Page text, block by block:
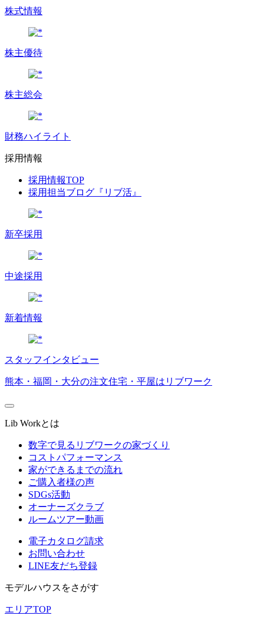
株式情報
株主優待
株主総会
財務ハイライト
採用情報
採用情報TOP
採用担当ブログ『リブ活』
新卒採用
中途採用
新着情報
スタッフインタビュー
熊本・福岡・大分の注文住宅・平屋はリブワーク
Lib Workとは
数字で見るリブワークの家づくり
コストパフォーマンス
家ができるまでの流れ
ご購入者様の声
SDGs活動
オーナーズクラブ
ルームツアー動画
電子カタログ請求
お問い合わせ
LINE友だち登録
モデルハウスをさがす
エリアTOP